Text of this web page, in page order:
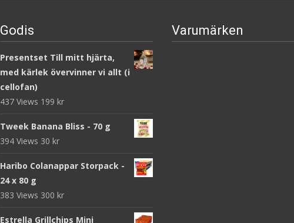
Godis
Presentset Till mitt hjärta,
med kärlek övervinner vi allt (i
cellofan)
437 Views 199 kr
Tweek Banana Bliss - 70 g
394 Views 30 kr
Haribo Colanappar Storpack -
24 x 80 g
383 Views 300 kr
Estrella Grillchips Mini
Varumärken